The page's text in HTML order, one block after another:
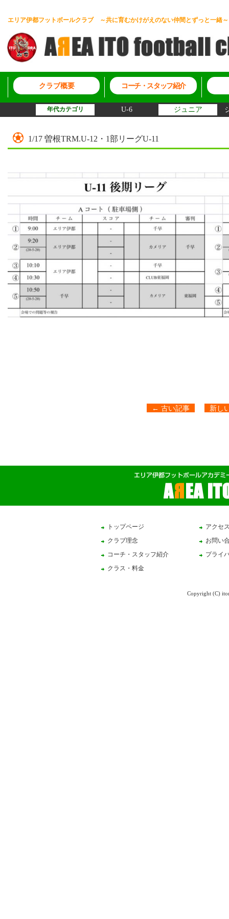
エリア伊都フットボールクラブ ～共に育むかけがえのない仲間とずっと一緒～
クラブ概要 コーチ・スタッフ紹介
年代カテゴリ U-6 ジュニア
1/17 曽根TRM.U-12・1部リーグU-11
← 古い記事 新し
トップページ
クラブ理念
コーチ・スタッフ紹介
クラス・料金
アクセ
お問い
プライ
Copyright (C)